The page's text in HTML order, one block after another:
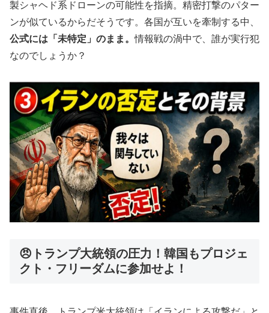
製シャヘド系ドローンの可能性を指摘。精密打撃のパター
ンが似ているからだそうです。各国が互いを牽制する中、
公式には「未特定」のまま。情報戦の渦中で、誰が実行犯
なのでしょうか？
😠トランプ大統領の圧力！韓国もプロジェ
クト・フリーダムに参加せよ！